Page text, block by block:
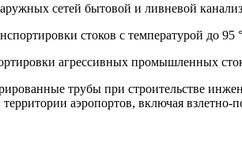
сетей бытовой и ливневой
стоков с температурой до 95
агрессивных промышленных
трубы при строительстве
аэропортов, включая